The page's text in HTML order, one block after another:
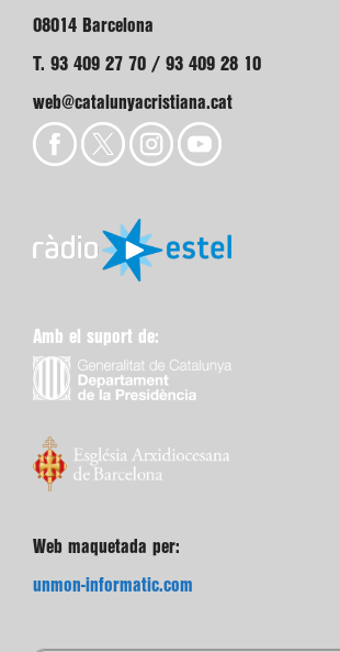
08014 Barcelona
T. 93 409 27 70 / 93 409 28 10
web@catalunyacristiana.cat
Amb el suport de:
Web maquetada per:
unmon-informatic.com